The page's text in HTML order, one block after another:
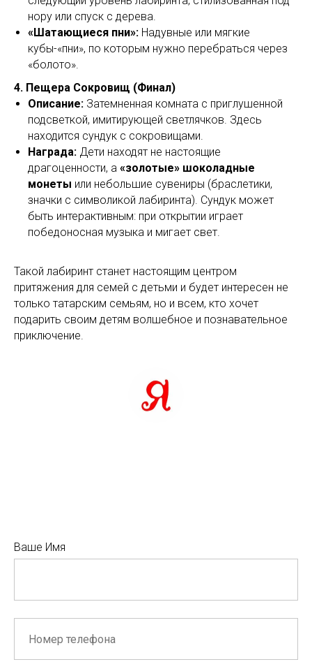
нору или спуск с дерева.
«Шатающиеся пни»: Надувные или мягкие
кубы-«пни», по которым нужно перебраться через
«болото».
4. Пещера Сокровищ (Финал)
Описание: Затемненная комната с приглушенной
подсветкой, имитирующей светлячков. Здесь
находится сундук с сокровищами.
Награда: Дети находят не настоящие
драгоценности, а «золотые» шоколадные
монеты или небольшие сувениры (браслетики,
значки с символикой лабиринта). Сундук может
быть интерактивным: при открытии играет
победоносная музыка и мигает свет.
Такой лабиринт станет настоящим центром
притяжения для семей с детьми и будет интересен не
только татарским семьям, но и всем, кто хочет
подарить своим детям волшебное и познавательное
приключение.
Ваше Имя